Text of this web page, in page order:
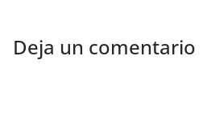
Deja un comentario